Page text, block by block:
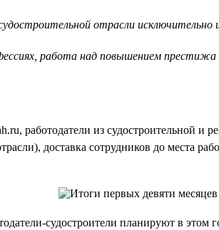
отрасли
работа над повышением
работодатели из судостроительной
доставка сотрудников до места
судостроители планируют в